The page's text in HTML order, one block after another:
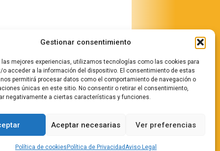
Gestionar consentimiento
las mejores experiencias, utilizamos tecnologías como las cookies para
o acceder a la información del dispositivo. El consentimiento de estas
permitirá procesar datos como el comportamiento de navegación o
únicas en este sitio. No consentir o retirar el consentimiento,
negativamente a ciertas características y funciones.
Aceptar necesarias Ver preferencias
Política de cookies Política de PrivacidadAviso Legal
Publicidad